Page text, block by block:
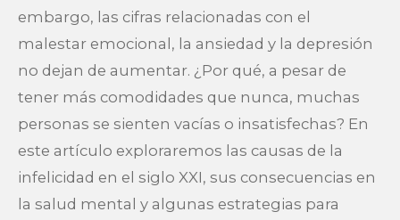
embargo, las cifras relacionadas con el
malestar emocional, la ansiedad y la depresión
no dejan de aumentar. ¿Por qué, a pesar de
tener más comodidades que nunca, muchas
personas se sienten vacías o insatisfechas? En
este artículo exploraremos las causas de la
infelicidad en el siglo XXI, sus consecuencias en
la salud mental y algunas estrategias para